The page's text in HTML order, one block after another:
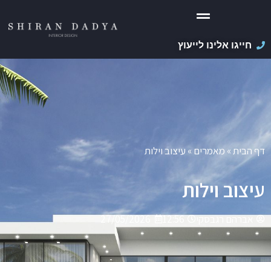
חייגו אלינו לייעוץ
דף הבית» מאמרים » עיצוב וילות
עיצוב וילות
אברהם רגבסקי 12:56
27/05/2026